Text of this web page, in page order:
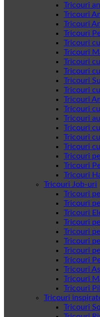
Tricouri
Tricouri
Tricouri
Tricouri
Tricouri
Tricouri
Tricouri
Tricouri
Tricouri
Tricouri
Tricouri
Tricouri
Tricouri
Tricouri
Tricouri
Tricouri
Tricouri
Tricouri
Tricouri
Tricouri Job-uri
Tricouri
Tricouri
Tricouri
Tricouri
Tricouri
Tricouri
Tricouri
Tricouri
Tricouri
Tricouri
Tricouri
Tricouri
Tricouri